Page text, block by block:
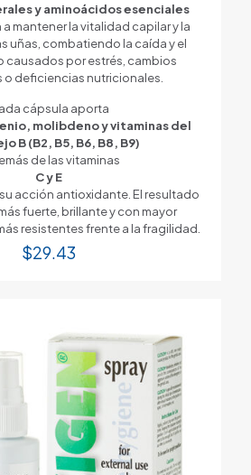
y aminoácidos esenciales
mantener la vitalidad capilar y la
uñas, combatiendo la caída y el
causados por estrés, cambios
o deficiencias nutricionales.
cápsula aporta
molibdeno y vitaminas del
B (B2, B5, B6, B8, B9)
de las vitaminas
C y E
acción antioxidante. El resultado
fuerte, brillante y con mayor
resistentes frente a la fragilidad.
$29.43